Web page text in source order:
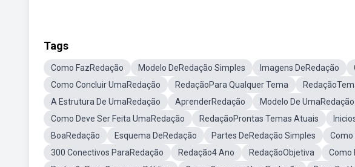
Tags
Como FazRedação Modelo DeRedação Simples Imagens DeRedação
Como Concluir UmaRedação
RedaçãoPara Qualquer Tema
A Estrutura De UmaRedação
AprenderRedação Modelo De UmaRedação
Como Deve Ser Feita UmaRedação
RedaçãoProntas Temas Atuais
BoaRedação
Esquema DeRedação Partes DeRedação Simples Como
300 Conectivos ParaRedação
Redação4 Ano RedaçãoObjetiva
Como